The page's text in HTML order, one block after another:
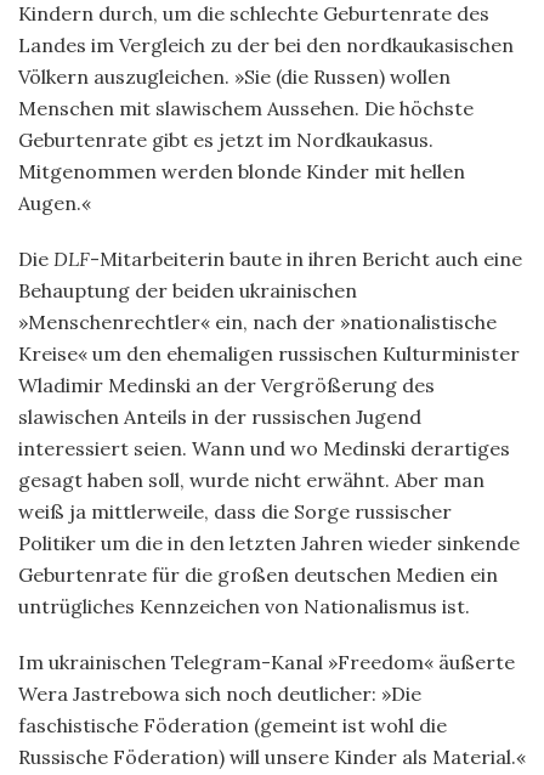
Kindern durch, um die schlechte Geburtenrate des
Landes im Vergleich zu der bei den nordkaukasischen
Völkern auszugleichen. »Sie (die Russen) wollen
Menschen mit slawischem Aussehen. Die höchste
Geburtenrate gibt es jetzt im Nordkaukasus.
Mitgenommen werden blonde Kinder mit hellen
Augen.«
Die DLF-Mitarbeiterin baute in ihren Bericht auch eine
Behauptung der beiden ukrainischen
»Menschenrechtler« ein, nach der »nationalistische
Kreise« um den ehemaligen russischen Kulturminister
Wladimir Medinski an der Vergrößerung des
slawischen Anteils in der russischen Jugend
interessiert seien. Wann und wo Medinski derartiges
gesagt haben soll, wurde nicht erwähnt. Aber man
weiß ja mittlerweile, dass die Sorge russischer
Politiker um die in den letzten Jahren wieder sinkende
Geburtenrate für die großen deutschen Medien ein
untrügliches Kennzeichen von Nationalismus ist.
Im ukrainischen Telegram-Kanal »Freedom« äußerte
Wera Jastrebowa sich noch deutlicher: »Die
faschistische Föderation (gemeint ist wohl die
Russische Föderation) will unsere Kinder als Material.«